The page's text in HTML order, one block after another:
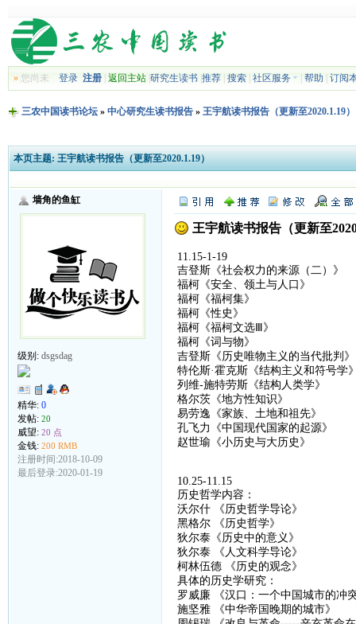
»您尚未 登录 注册| 返回主站| 研究生读书| 推荐| 搜索| 社区服务 帮助 订阅
三农中国读书论坛» 中心研究生读书报告» 王宇航读书报告（更新至2020.1.19）
本页主题: 王宇航读书报告（更新至2020.1.19）
墙角的鱼缸
级别: dsgsdag
精华: 0
发帖: 20
威望: 20 点
金钱: 200 RMB
注册时间:2018-10-09
最后登录:2020-01-19
王宇航读书报告（更新至
11.15-1-19
吉登斯《社会权力的来源（二）》
福柯《安全、领土与人口》
福柯《福柯集》
福柯《性史》
福柯《福柯文选Ⅲ》
福柯《词与物》
吉登斯《历史唯物主义的当代批判》
特伦斯·霍克斯《结构主义和符号学
列维-施特劳斯《结构人类学》
格尔茨《地方性知识》
易劳逸《家族、土地和祖先》
孔飞力《中国现代国家的起源》
赵世瑜《小历史与大历史》
10.25-11.15
历史哲学内容：
沃尔什
《 历史哲学导论》
黑格尔
《 历史哲学》
狄尔泰《历史中的意义》
狄尔泰
《 人文科学导论》
柯林伍德
《 历史的观念》
具体的历史学研究：
罗威廉
《汉口：一个中国城市的冲
施坚雅
《中华帝国晚期的城市》